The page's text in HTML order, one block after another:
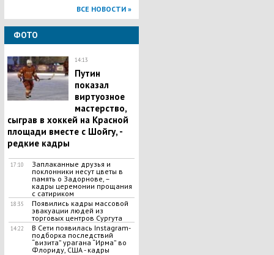
ВСЕ НОВОСТИ »
ФОТО
14:13
Путин
показал
виртуозное
мастерство,
сыграв в хоккей на Красной
площади вместе с Шойгу, -
редкие кадры
17:10
Заплаканные друзья и
поклонники несут цветы в
память о Задорнове, –
кадры церемонии прощания
с сатириком
18:35
Появились кадры массовой
эвакуации людей из
торговых центров Сургута
14:22
В Сети появилась Іnstagram-
подборка последствий
“визита” урагана “Ирма” во
Флориду, США - кадры